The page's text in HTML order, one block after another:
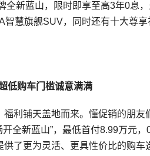
全新蓝山，限时即享至高3年0息
智慧旗舰SUV，同时还有十大尊
低购车门槛诚意满满
福利铺天盖地而来。懂促销的朋
全新蓝山”，最低首付8.99万元
了更为灵活、更具性价比的购